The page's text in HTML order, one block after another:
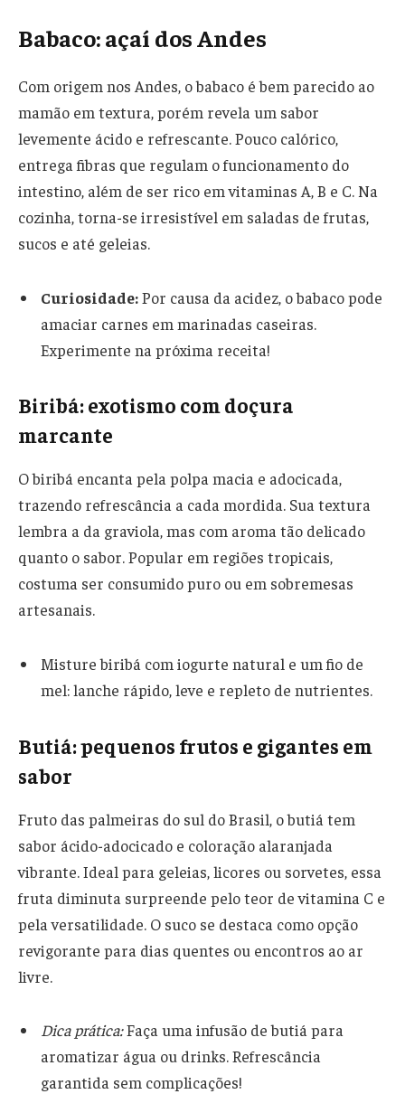
Babaco: açaí dos Andes
Com origem nos Andes, o babaco é bem parecido ao
mamão em textura, porém revela um sabor
levemente ácido e refrescante. Pouco calórico,
entrega fibras que regulam o funcionamento do
intestino, além de ser rico em vitaminas A, B e C. Na
cozinha, torna-se irresistível em saladas de frutas,
sucos e até geleias.
Curiosidade:Por causa da acidez, o babaco pode
amaciar carnes em marinadas caseiras.
Experimente na próxima receita!
Biribá: exotismo com doçura
marcante
O biribá encanta pela polpa macia e adocicada,
trazendo refrescância a cada mordida. Sua textura
lembra a da graviola, mas com aroma tão delicado
quanto o sabor. Popular em regiões tropicais,
costuma ser consumido puro ou em sobremesas
artesanais.
Misture biribá com iogurte natural e um fio de
mel: lanche rápido, leve e repleto de nutrientes.
Butiá: pequenos frutos e gigantes em
sabor
Fruto das palmeiras do sul do Brasil, o butiá tem
sabor ácido-adocicado e coloração alaranjada
vibrante. Ideal para geleias, licores ou sorvetes, essa
fruta diminuta surpreende pelo teor de vitamina C e
pela versatilidade. O suco se destaca como opção
revigorante para dias quentes ou encontros ao ar
livre.
Dica prática:Faça uma infusão de butiá para
aromatizar água ou drinks. Refrescância
garantida sem complicações!